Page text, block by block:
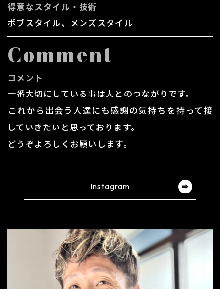
得意なスタイル・技術
ボブスタイル、メンズスタイル
Comment
コメント
一番大切にしている事は人とのつながりです。
​​​​​​​これから出会う人達にも感謝の気持ちを持って接
していきたいと思っております。
どうぞよろしくお願いします。
Instagram